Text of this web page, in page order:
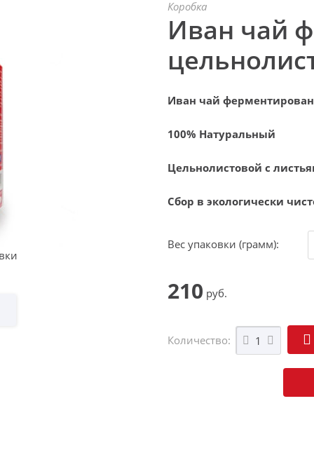
Коробка
Иван чай
Иван чай
100% Натуральный
Цельнолистовой с
Сбор в экологически
Вес упаковки (грамм):
210 руб.
Количество: